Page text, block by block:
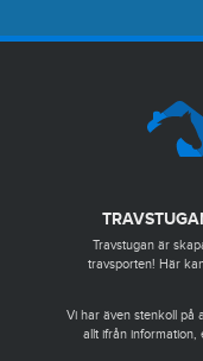
Travstugan är
travsporten! Här
Vi har även stenkoll på
allt ifrån information,